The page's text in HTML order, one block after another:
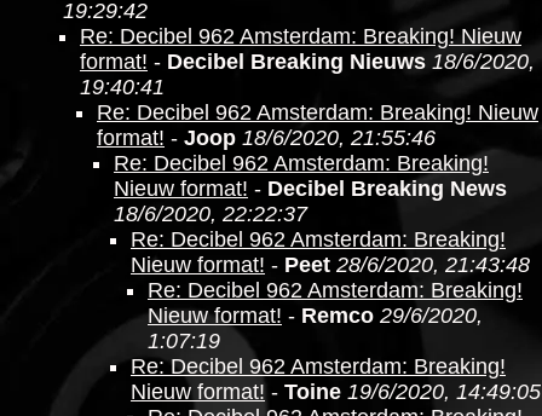
19:29:42
Re: Decibel 962 Amsterdam: Breaking! Nieuw
format! - Decibel Breaking Nieuws 18/6/2020,
19:40:41
Re: Decibel 962 Amsterdam: Breaking! Nieuw
format! - Joop 18/6/2020, 21:55:46
Re: Decibel 962 Amsterdam: Breaking!
Nieuw format! - Decibel Breaking News
18/6/2020, 22:22:37
Re: Decibel 962 Amsterdam: Breaking!
Nieuw format! - Peet 28/6/2020, 21:43:48
Re: Decibel 962 Amsterdam: Breaking!
Nieuw format! - Remco 29/6/2020,
1:07:19
Re: Decibel 962 Amsterdam: Breaking!
Nieuw format! - Toine 19/6/2020, 14:49:05